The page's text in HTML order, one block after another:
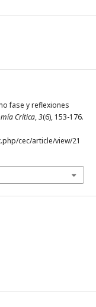
fase y reflexiones
Crítica,3(6), 153-176.
cec/article/view/21